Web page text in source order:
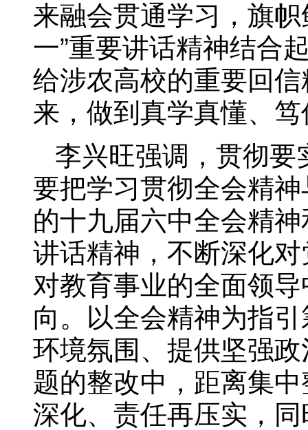
来融会贯通学习，旗
一”重要讲话精神结合
给涉农高校的重要回
来，做到真学真懂、
李兴旺强调，贯彻
要把学习贯彻全会精
的十九届六中全会精
讲话精神，不断深化
对教育事业的全面领
向。以全会精神为指
环境氛围、提供坚强
题的整改中，距离集
深化、责任再压实，